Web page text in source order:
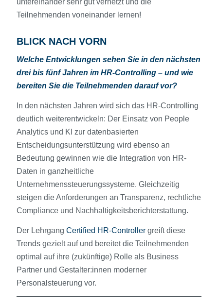
Teilnehmenden voneinander lernen!
BLICK NACH VORN
Welche Entwicklungen sehen Sie in den nächsten
drei bis fünf Jahren im HR-Controlling – und wie
bereiten Sie die Teilnehmenden darauf vor?
In den nächsten Jahren wird sich das HR-Controlling
deutlich weiterentwickeln: Der Einsatz von People
Analytics und KI zur datenbasierten
Entscheidungsunterstützung wird ebenso an
Bedeutung gewinnen wie die Integration von HR-
Daten in ganzheitliche
Unternehmenssteuerungssysteme. Gleichzeitig
steigen die Anforderungen an Transparenz, rechtliche
Compliance und Nachhaltigkeitsberichterstattung.
Der Lehrgang Certified HR-Controllergreift diese
Trends gezielt auf und bereitet die Teilnehmenden
optimal auf ihre (zukünftige) Rolle als Business
Partner und Gestalter:innen moderner
Personalsteuerung vor.